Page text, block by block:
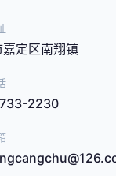
嘉定区南翔镇
2230